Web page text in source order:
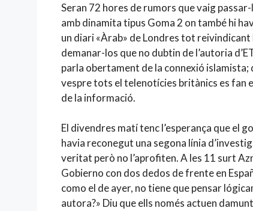
Seran 72 hores de rumors que vaig
amb dinamita tipus Goma 2 on també hi
un diari «Àrab» de Londres tot
demanar-los que no dubtin de l’autoria
parla obertament de la connexió islamista;
vespre tots el telenotícies britànics es fan
de la informació.
El divendres matí tenc l’esperança que el
havia reconegut una segona línia
veritat però no l’aprofiten. A les 11 surt
Gobierno con dos dedos de frente en
como el de ayer, no tiene que pensar
autora?» Diu que ells només actuen